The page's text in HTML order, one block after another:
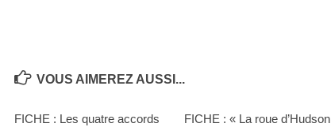
VOUS AIMEREZ AUSSI...
FICHE : Les quatre accords
FICHE : « La roue d’Hudson